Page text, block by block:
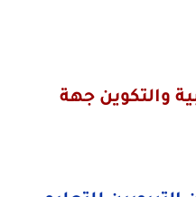
والتكوين جهة